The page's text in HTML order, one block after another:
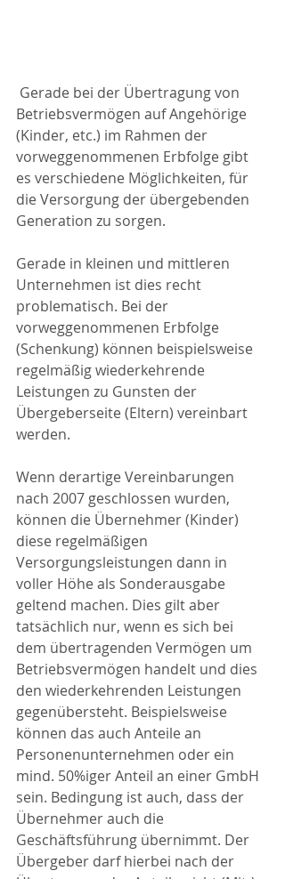
Betriebsvermögen auf Angehörige
(Kinder, etc.) im Rahmen der
vorweggenommenen Erbfolge gibt
es verschiedene Möglichkeiten, für
die Versorgung der übergebenden
Generation zu sorgen.
Gerade in kleinen und mittleren
Unternehmen ist dies recht
problematisch. Bei der
vorweggenommenen Erbfolge
(Schenkung) können beispielsweise
regelmäßig wiederkehrende
Leistungen zu Gunsten der
Übergeberseite (Eltern) vereinbart
werden.
Wenn derartige Vereinbarungen
nach 2007 geschlossen wurden,
können die Übernehmer (Kinder)
diese regelmäßigen
Versorgungsleistungen dann in
voller Höhe als Sonderausgabe
geltend machen. Dies gilt aber
tatsächlich nur, wenn es sich bei
dem übertragenden Vermögen um
Betriebsvermögen handelt und dies
den wiederkehrenden Leistungen
gegenübersteht. Beispielsweise
können das auch Anteile an
Personenunternehmen oder ein
mind. 50%iger Anteil an einer GmbH
sein. Bedingung ist auch, dass der
Übernehmer auch die
Geschäftsführung übernimmt. Der
Übergeber darf hierbei nach der